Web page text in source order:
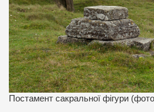
Постамент сакральної фігури